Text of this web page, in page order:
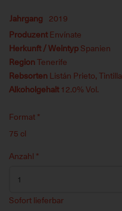
Jahrgang 2019
ProduzentEnvínate
Herkunft / WeintypSpanien
RegionTenerife
RebsortenListán Prieto, Tintilla
Alkoholgehalt12.0% Vol.
Format*
75 cl
Anzahl *
Sofort lieferbar